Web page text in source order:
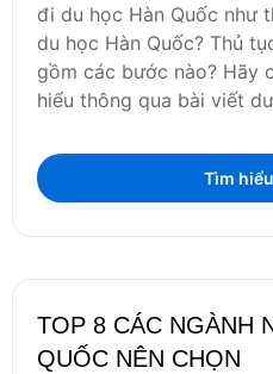
đi du học Hàn Quốc như
du học Hàn Quốc? Thủ
gồm các bước nào? Hãy
hiểu thông qua bài viết
Tìm
TOP 8 CÁC NGÀNH
QUỐC NÊN CHỌN